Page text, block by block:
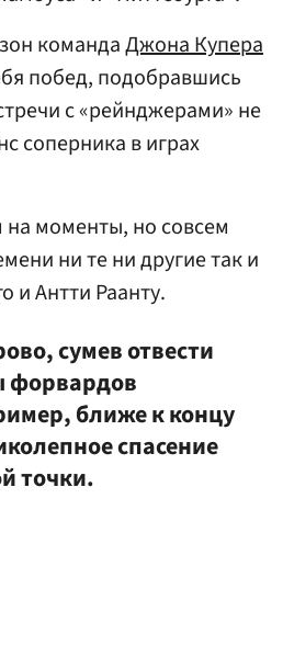
командаДжона Купера
побед, подобравшись
с «рейнджерами» не
соперника в играх
моменты, но совсем
ни те ни другие так и
и Антти Раанту.
сумев отвести
форвардов
ближе к концу
спасение
точки.